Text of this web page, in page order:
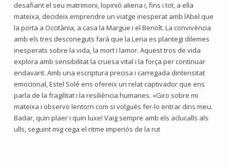
desafiant el seu matrimoni, lopinió aliena i, fins i tot, a ella
mateixa, decideix emprendre un viatge inesperat amb lAbel que
la porta a Occitània, a casa la Margue i el Benoît. La convivència
amb els tres desconeguts farà que la Lena es plantegi dilemes
inesperats sobre la vida, la mort i lamor. Aquest tros de vida
explora amb sensibilitat la cruesa vital i la força per continuar
endavant. Amb una escriptura precisa i carregada dintensitat
emocional, Estel Solé ens ofereix un relat captivador que ens
parla de la fragilitat i la resiliència humanes. «Giro sobre mi
mateixa i observo lentorn com si volgués fer-lo entrar dins meu.
Badar, quin plaer i quin luxe! Vaig sempre amb els aclucalls als
ulls, seguint mig cega el ritme imperiós de la rut